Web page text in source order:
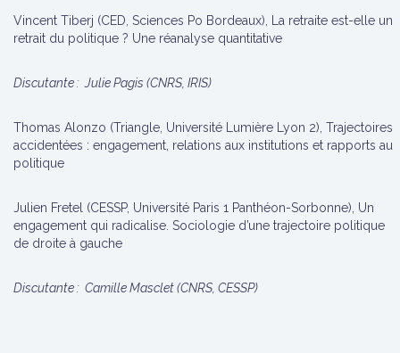
Vincent Tiberj (CED, Sciences Po Bordeaux), La retraite est-elle un
retrait du politique ? Une réanalyse quantitative
Discutante : Julie Pagis (CNRS, IRIS)
Thomas Alonzo (Triangle, Université Lumière Lyon 2), Trajectoires
accidentées : engagement, relations aux institutions et rapports au
politique
Julien Fretel (CESSP, Université Paris 1 Panthéon-Sorbonne), Un
engagement qui radicalise. Sociologie d’une trajectoire politique
de droite à gauche
Discutante : Camille Masclet (CNRS, CESSP)